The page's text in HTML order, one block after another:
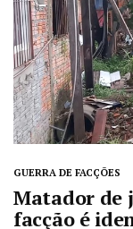
GUERRA DE FACÇÕES
Matador de
facção é